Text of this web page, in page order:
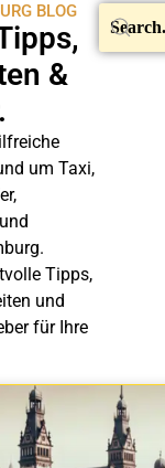
BLOG
&
um Taxi,
Tipps,
und
für Ihre